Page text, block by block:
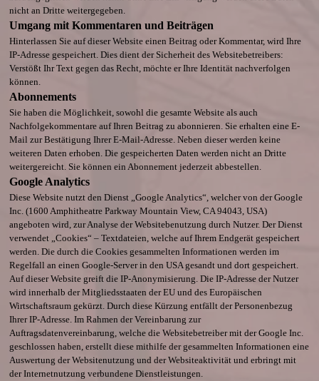
nicht an Dritte weitergegeben.
Umgang mit Kommentaren und Beiträgen
Hinterlassen Sie auf dieser Website einen Beitrag oder Kommentar, wird Ihre
IP-Adresse gespeichert. Dies dient der Sicherheit des Websitebetreibers:
Verstößt Ihr Text gegen das Recht, möchte er Ihre Identität nachverfolgen
können.
Abonnements
Sie haben die Möglichkeit, sowohl die gesamte Website als auch
Nachfolgekommentare auf Ihren Beitrag zu abonnieren. Sie erhalten eine E-
Mail zur Bestätigung Ihrer E-Mail-Adresse. Neben dieser werden keine
weiteren Daten erhoben. Die gespeicherten Daten werden nicht an Dritte
weitergereicht. Sie können ein Abonnement jederzeit abbestellen.
Google Analytics
Diese Website nutzt den Dienst „Google Analytics“, welcher von der Google
Inc. (1600 Amphitheatre Parkway Mountain View, CA 94043, USA)
angeboten wird, zur Analyse der Websitebenutzung durch Nutzer. Der Dienst
verwendet „Cookies“ – Textdateien, welche auf Ihrem Endgerät gespeichert
werden. Die durch die Cookies gesammelten Informationen werden im
Regelfall an einen Google-Server in den USA gesandt und dort gespeichert.
Auf dieser Website greift die IP-Anonymisierung. Die IP-Adresse der Nutzer
wird innerhalb der Mitgliedsstaaten der EU und des Europäischen
Wirtschaftsraum gekürzt. Durch diese Kürzung entfällt der Personenbezug
Ihrer IP-Adresse. Im Rahmen der Vereinbarung zur
Auftragsdatenvereinbarung, welche die Websitebetreiber mit der Google Inc.
geschlossen haben, erstellt diese mithilfe der gesammelten Informationen eine
Auswertung der Websitenutzung und der Websiteaktivität und erbringt mit
der Internetnutzung verbundene Dienstleistungen.